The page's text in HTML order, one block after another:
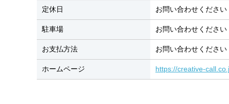
定休日 お問い合わせください
駐車場 お問い合わせください
お支払方法 お問い合わせください
ホームページ https://creative-